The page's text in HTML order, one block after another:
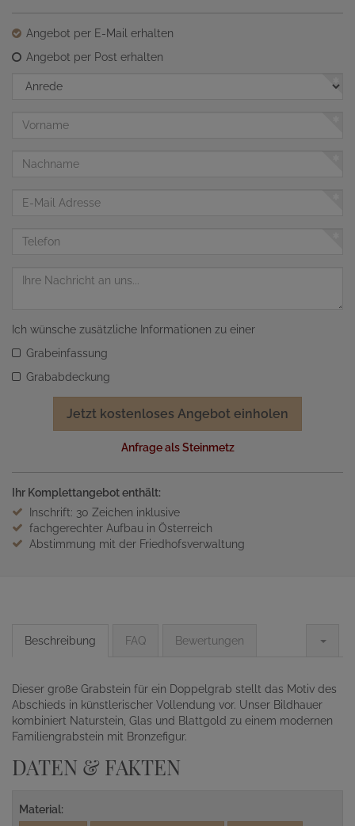
Angebot per E-Mail erhalten
Angebot per Post erhalten
Anrede
Vorname
Nachname
Telefon
Nachricht
Ich wünsche zusätzliche Informationen zu einer
Grabeinfassung
Grababdeckung
Jetzt kostenloses Angebot einholen
Anfrage als Steinmetz
Ihr Komplettangebot enthält:
Inschrift: 30 Zeichen inklusive
fachgerechter Aufbau in Österreich
Abstimmung mit der Friedhofsverwaltung
Beschreibung FAQ Bewertungen
Dieser große Grabstein für ein Doppelgrab stellt das Motiv des
Abschieds in künstlerischer Vollendung vor. Unser Bildhauer
kombiniert Naturstein, Glas und Blattgold zu einem modernen
Familiengrabstein mit Bronzefigur.
DATEN & FAKTEN
Material: